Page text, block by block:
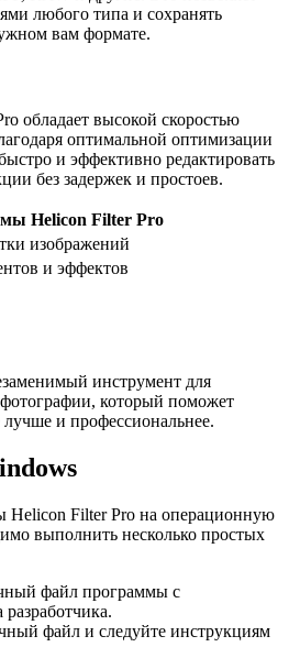
любого типа и сохранять
вам формате.
обладает высокой скоростью
оптимальной оптимизации
и эффективно редактировать
без задержек и простоев.
Helicon Filter Pro
изображений
и эффектов
инструмент для
который поможет
и профессиональнее.
Helicon Filter Pro на операционную
выполнить несколько простых
файл программы с
файл и следуйте инструкциям